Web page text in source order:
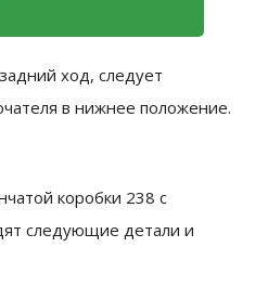
ход, следует
в нижнее положение.
коробки 238 с
следующие детали и